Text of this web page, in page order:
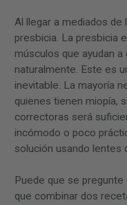
Al llegar a mediados
presbicia. La presbicia
músculos que ayudan
naturalmente. Este es
inevitable. La mayoría
quienes tienen miopía,
correctoras será
incómodo o poco
solución usando lentes
Puede que se
que combinar dos